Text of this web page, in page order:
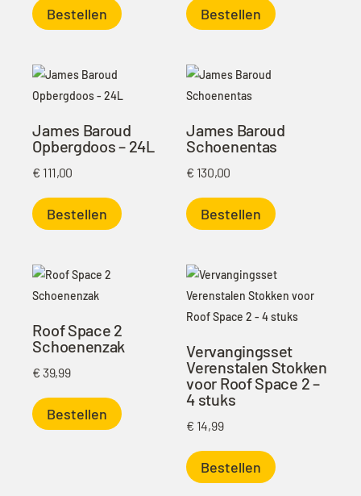
Bestellen Bestellen
James Baroud
Opbergdoos – 24L
€ 111,00
Bestellen
James Baroud
Schoenentas
€ 130,00
Bestellen
Roof Space 2
Schoenenzak
€ 39,99
Bestellen
Vervangingsset
Verenstalen Stokken
voor Roof Space 2 –
4 stuks
€ 14,99
Bestellen